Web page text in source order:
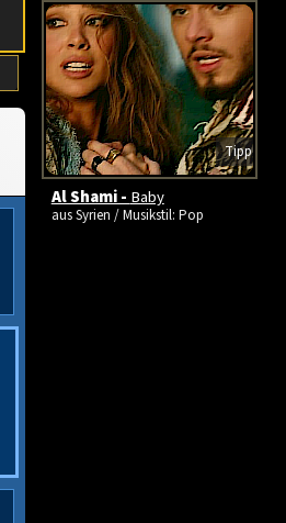
Tipp
Al Shami - Baby
aus Syrien / Musikstil: Pop